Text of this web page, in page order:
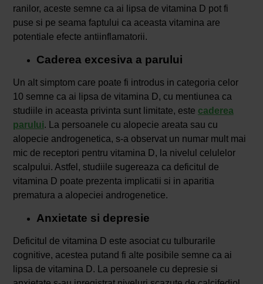
ranilor, aceste semne ca ai lipsa de vitamina D pot fi
puse si pe seama faptului ca aceasta vitamina are
potentiale efecte antiinflamatorii.
Caderea excesiva a parului
Un alt simptom care poate fi introdus in categoria celor
10 semne ca ai lipsa de vitamina D, cu mentiunea ca
studiile in aceasta privinta sunt limitate, este caderea
parului. La persoanele cu alopecie areata sau cu
alopecie androgenetica, s-a observat un numar mult mai
mic de receptori pentru vitamina D, la nivelul celulelor
scalpului. Astfel, studiile sugereaza ca deficitul de
vitamina D poate prezenta implicatii si in aparitia
prematura a alopeciei androgenetice.
Anxietate si depresie
Deficitul de vitamina D este asociat cu tulburarile
cognitive, acestea putand fi alte posibile semne ca ai
lipsa de vitamina D. La persoanele cu depresie si